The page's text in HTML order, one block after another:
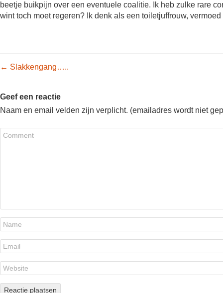
beetje buikpijn over een eventuele coalitie. Ik heb zulke rare
wint toch moet regeren? Ik denk als een toiletjuffrouw,
Post navigation
← Slakkengang…..
Geef een reactie
Naam en email velden zijn verplicht. (emailadres wordt niet